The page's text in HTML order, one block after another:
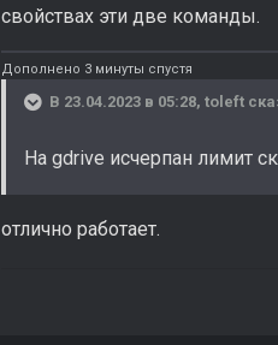
свойствах эти две команды.
Дополнено 3 минуты спустя
В 23.04.2023 в 05:28, toleft
На gdrive исчерпан лимит
отлично работает.